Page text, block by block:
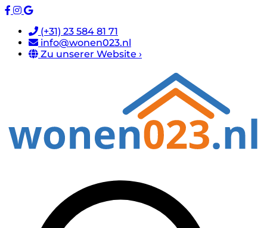
(+31) 23 584 81 71
info@wonen023.nl
Zu unserer Website ›